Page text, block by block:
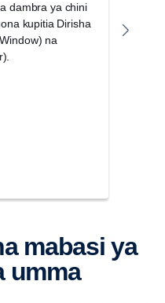
dambra ya chini
kupitia Dirisha
na
umma